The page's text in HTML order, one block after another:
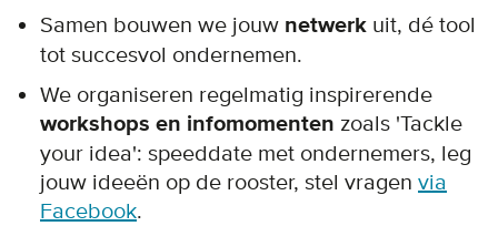
Samen bouwen we jouw netwerk uit, dé tool
tot succesvol ondernemen.
We organiseren regelmatig inspirerende
workshops en infomomenten zoals 'Tackle
your idea': speeddate met ondernemers, leg
jouw ideeën op de rooster, stel vragen via
Facebook.